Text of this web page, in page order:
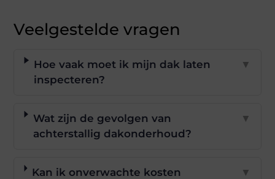
Veelgestelde vragen
Hoe vaak moet ik mijn dak laten
inspecteren?
▼
Wat zijn de gevolgen van
achterstallig dakonderhoud?
▼
Kan ik onverwachte kosten
▼